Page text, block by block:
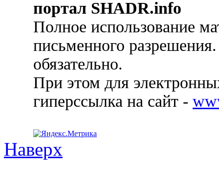
портал SHADR.info
Полное использование
письменного
обязательно.
При этом для
гиперссылка на сайт -
Наверх